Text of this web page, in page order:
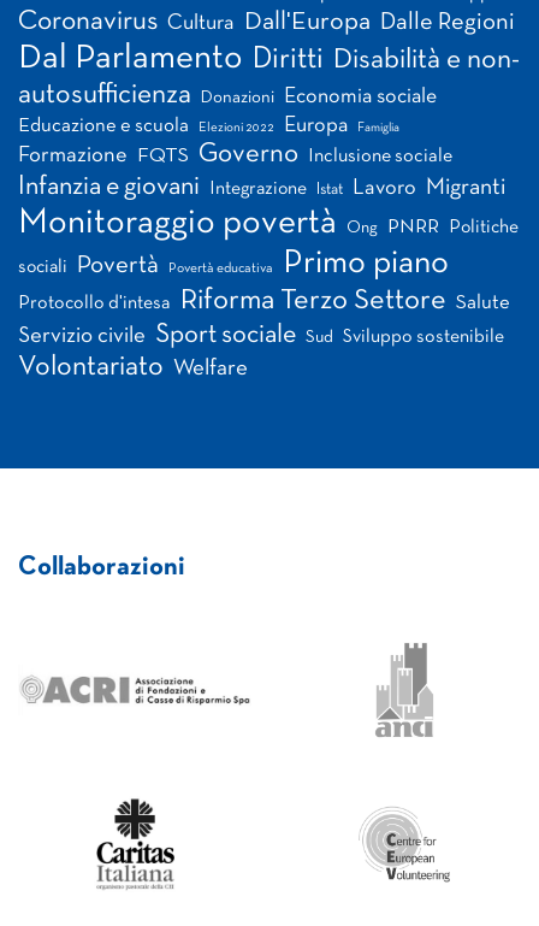
Coronavirus Cultura Dall'Europa Dalle Regioni
Dal Parlamento Diritti
Disabilità e non-
autosufficienza
Donazioni Economia sociale
Educazione e scuola Elezioni 2022 Europa Famiglia
Formazione FQTS Governo Inclusione sociale
Infanzia e giovani Integrazione Istat Lavoro Migranti
Monitoraggio povertà Ong PNRR Politiche
sociali Povertà Povertà educativa Primo piano
Protocollo d'intesa Riforma Terzo Settore Salute
Servizio civile Sport sociale Sud Sviluppo sostenibile
Volontariato Welfare
Collaborazioni